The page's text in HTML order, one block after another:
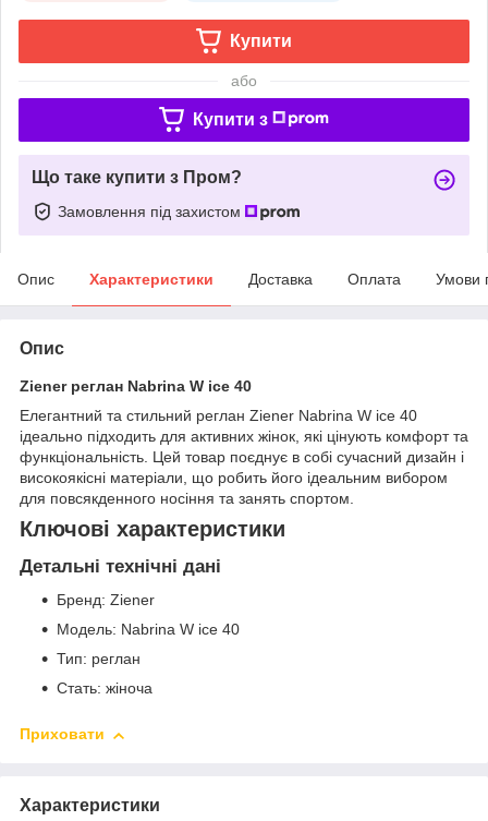
Купити
або
Купити з
Що таке купити з Пром?
Замовлення під захистом
Опис Характеристики Доставка Оплата Умови
Опис
Ziener реглан Nabrina W ice 40
Елегантний та стильний реглан Ziener Nabrina W ice 40
ідеально підходить для активних жінок, які цінують комфорт та
функціональність. Цей товар поєднує в собі сучасний дизайн і
високоякісні матеріали, що робить його ідеальним вибором
для повсякденного носіння та занять спортом.
Ключові характеристики
Детальні технічні дані
Бренд: Ziener
Модель: Nabrina W ice 40
Тип: реглан
Стать: жіноча
Приховати
Характеристики